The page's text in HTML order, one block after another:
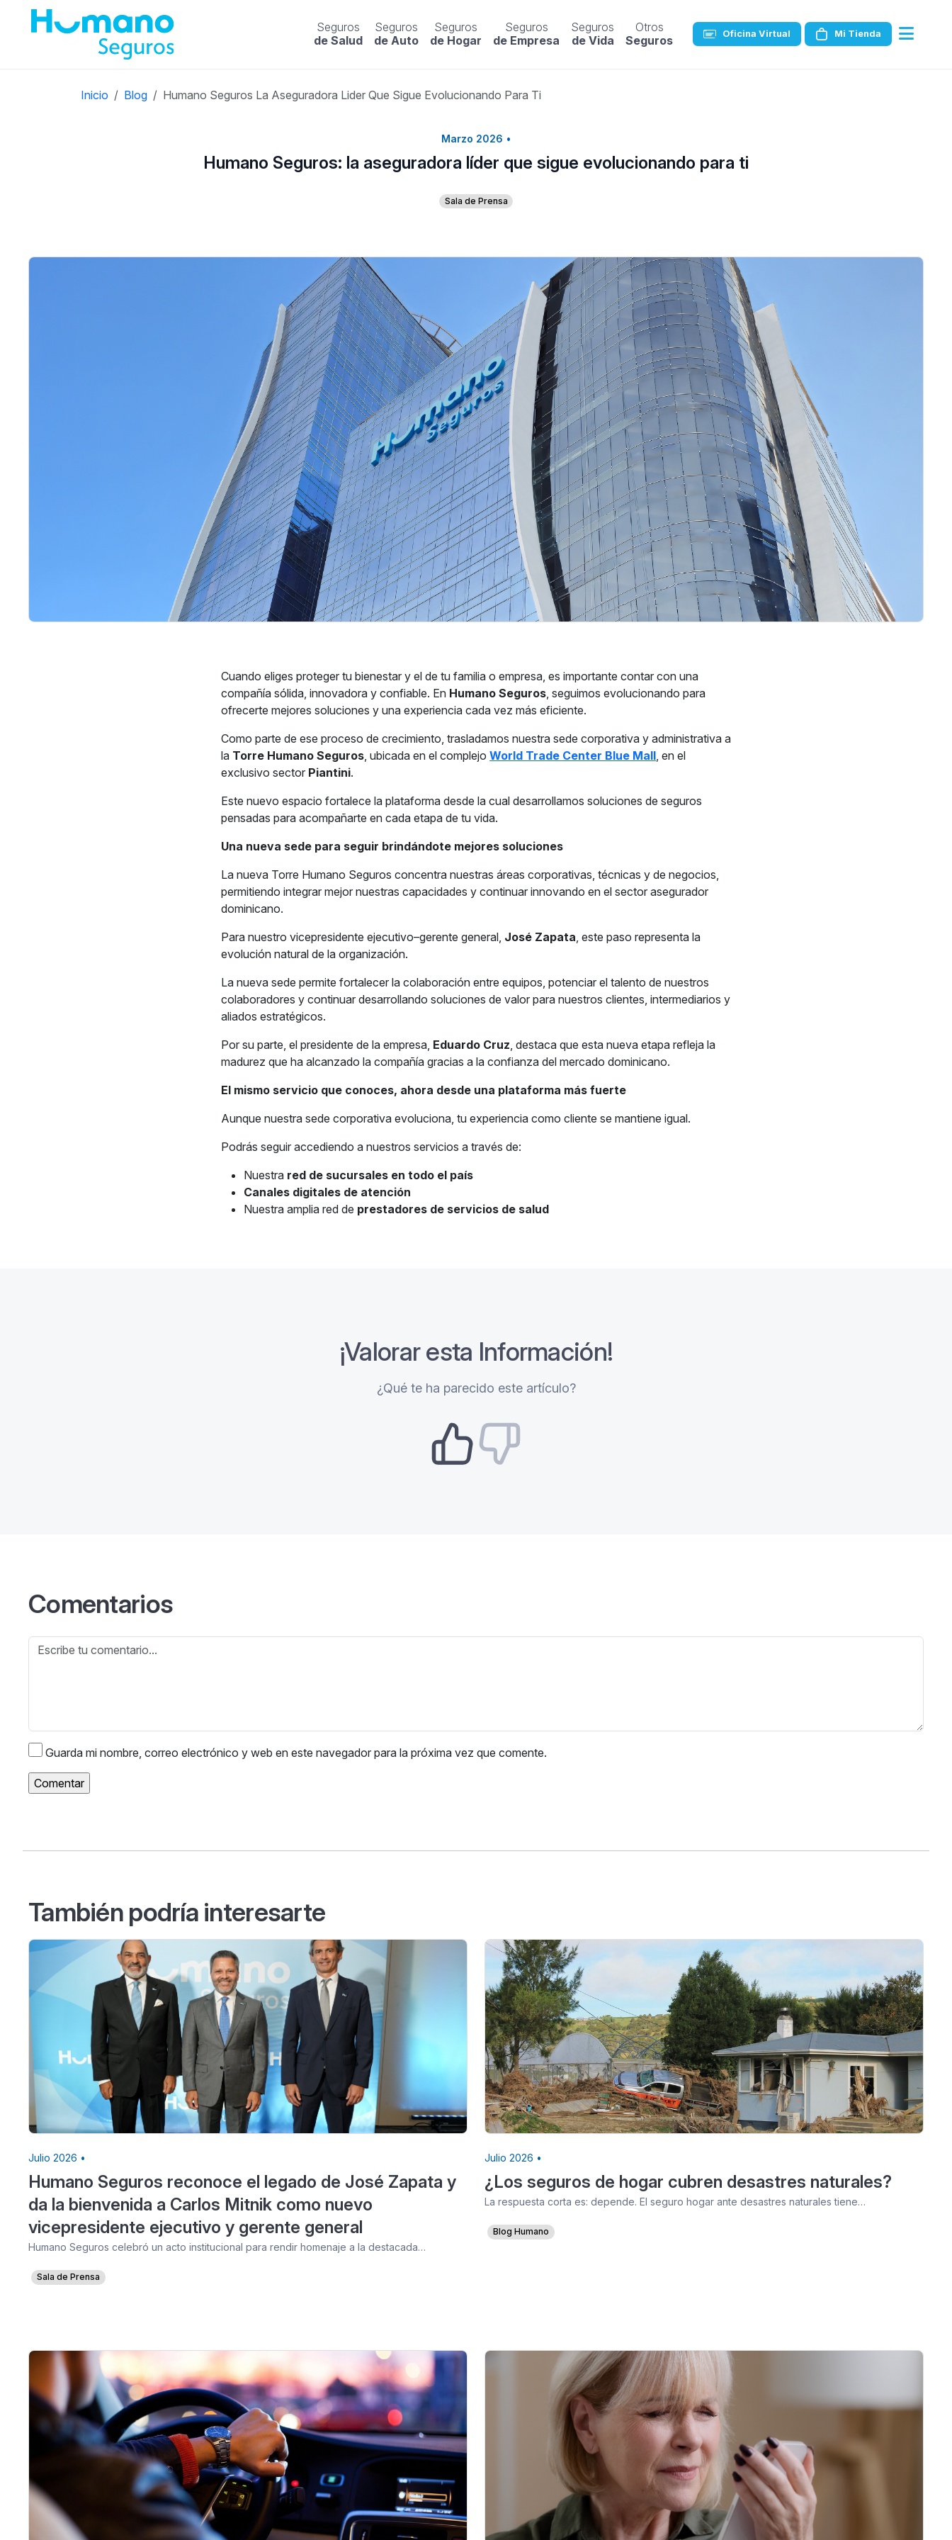
Seguros
de Salud
Seguros
de Auto
Seguros
de Hogar
Seguros
de Empresa
Seguros
de Vida
Otros
Seguros
Oficina Virtual Mi Tienda
Inicio Blog Humano Seguros La Aseguradora Lider Que Sigue Evolucionando Para Ti
Marzo 2026 •
Humano Seguros: la aseguradora líder que sigue evolucionando para ti
Sala de Prensa
Cuando eliges proteger tu bienestar y el de tu familia o empresa, es importante contar con una
compañía sólida, innovadora y confiable. En Humano Seguros, seguimos evolucionando para
ofrecerte mejores soluciones y una experiencia cada vez más eficiente.
Como parte de ese proceso de crecimiento, trasladamos nuestra sede corporativa y administrativa a
la Torre Humano Seguros, ubicada en el complejo World Trade Center Blue Mall, en el
exclusivo sector Piantini.
Este nuevo espacio fortalece la plataforma desde la cual desarrollamos soluciones de seguros
pensadas para acompañarte en cada etapa de tu vida.
Una nueva sede para seguir brindándote mejores soluciones
La nueva Torre Humano Seguros concentra nuestras áreas corporativas, técnicas y de negocios,
permitiendo integrar mejor nuestras capacidades y continuar innovando en el sector asegurador
dominicano.
Para nuestro vicepresidente ejecutivo–gerente general, José Zapata, este paso representa la
evolución natural de la organización.
La nueva sede permite fortalecer la colaboración entre equipos, potenciar el talento de nuestros
colaboradores y continuar desarrollando soluciones de valor para nuestros clientes, intermediarios y
aliados estratégicos.
Por su parte, el presidente de la empresa, Eduardo Cruz, destaca que esta nueva etapa refleja la
madurez que ha alcanzado la compañía gracias a la confianza del mercado dominicano.
El mismo servicio que conoces, ahora desde una plataforma más fuerte
Aunque nuestra sede corporativa evoluciona, tu experiencia como cliente se mantiene igual.
Podrás seguir accediendo a nuestros servicios a través de:
Nuestra red de sucursales en todo el país
Canales digitales de atención
Nuestra amplia red de prestadores de servicios de salud
¡Valorar esta Información!
¿Qué te ha parecido este artículo?
Comentarios
Guarda mi nombre, correo electrónico y web en este navegador para la próxima vez que comente.
También podría interesarte
Julio 2026 •
Humano Seguros reconoce el legado de José Zapata y
da la bienvenida a Carlos Mitnik como nuevo
vicepresidente ejecutivo y gerente general
Humano Seguros celebró un acto institucional para rendir homenaje a la destacada…
Sala de Prensa
Julio 2026 •
¿Los seguros de hogar cubren desastres naturales?
La respuesta corta es: depende. El seguro hogar ante desastres naturales tiene…
Blog Humano